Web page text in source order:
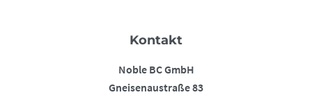
Sie sind weder explizit noch implizit als Zusicherung
Handlungsaufforderung zu verstehen. Der Erwerb von
Rohstoffen birgt Risiken, die bis zum Totalverlust des
Kontakt
Noble BC GmbH
Gneisenaustraße 83